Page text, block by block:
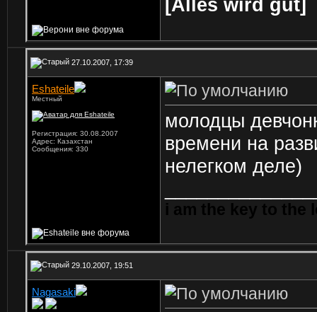
[Alles wird gut]
27.10.2007, 17:39
Eshateile
Местный
Регистрация: 30.08.2007
Адрес: Казахстан
Сообщения: 330
молодцы
времени на
нелегком деле)
i am the key to the
29.10.2007, 19:51
Nagasaki